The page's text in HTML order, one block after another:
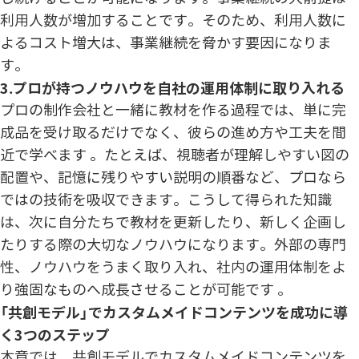
利用人数が増加することです。そのため、利用人数に
よるコスト増大は、事業継続を脅かす要因になりま
す。
3.プロが持つノウハウを自社の運用体制に取り入れる
プロの制作会社と一緒に教材を作る過程では、単に完
成品を受け取るだけでなく、彼らの進め方や工夫を間
近で学べます 。たとえば、視聴者が理解しやすい図の
配置や、記憶に残りやすい説明の順番など、プロなら
ではの技術を吸収できます。こうして得られた知識
は、次に自分たちで教材を更新したり、新しく企画し
たりする際の大切なノウハウになります。外部の専門
性、ノウハウをうまく取り入れ、社内の運用体制をよ
り強固なものへ成長させることが可能です 。
「共創モデル」でカスタムメイドコンテンツを成功に導
く3つのステップ